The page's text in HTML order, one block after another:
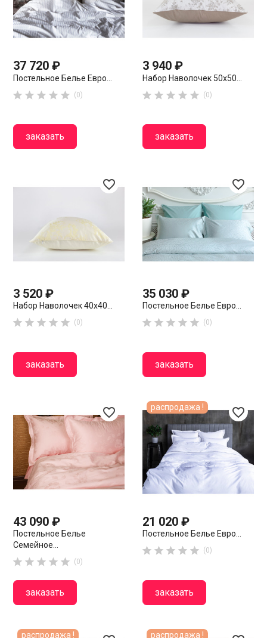
37 720 ₽
Постельное Белье Евро...
     (0)
заказать
3 940 ₽
Набор Наволочек 50х50...
     (0)
заказать
favorite_border
3 520 ₽
Набор Наволочек 40х40...
     (0)
заказать
favorite_border
35 030 ₽
Постельное Белье Евро...
     (0)
заказать
favorite_border
43 090 ₽
Постельное Белье
Семейное...
     (0)
заказать
favorite_border
21 020 ₽
Постельное Белье Евро...
     (0)
заказать
распродажа !
распродажа ! распродажа !